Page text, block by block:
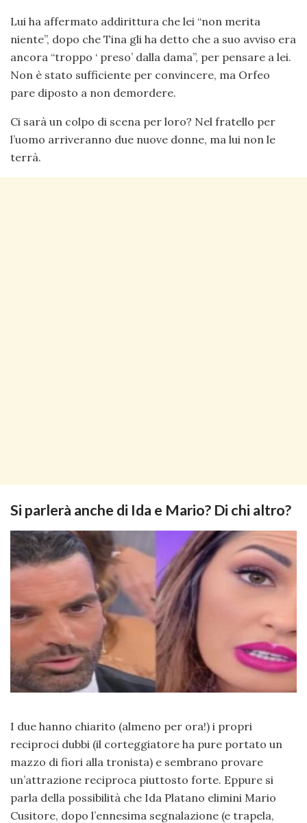
Lui ha affermato addirittura che lei “non merita
niente”, dopo che Tina gli ha detto che a suo avviso era
ancora “troppo ‘ preso’ dalla dama”, per pensare a lei.
Non è stato sufficiente per convincere, ma Orfeo
pare diposto a non demordere.
Ci sarà un colpo di scena per loro? Nel fratello per
l’uomo arriveranno due nuove donne, ma lui non le
terrà.
Si parlerà anche di Ida e Mario? Di chi altro?
I due hanno chiarito (almeno per ora!) i propri
reciproci dubbi (il corteggiatore ha pure portato un
mazzo di fiori alla tronista) e sembrano provare
un’attrazione reciproca piuttosto forte. Eppure si
parla della possibilità che Ida Platano elimini Mario
Cusitore, dopo l’ennesima segnalazione (e trapela,